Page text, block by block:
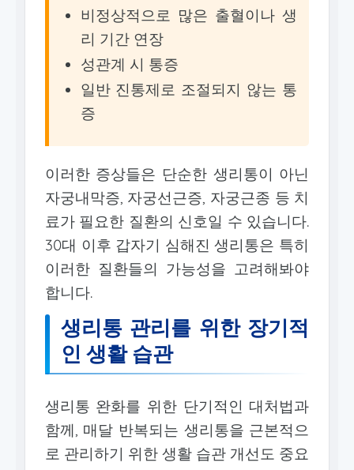
비정상적으로 많은 출혈이나 생
리 기간 연장
성관계 시 통증
일반 진통제로 조절되지 않는 통
증
이러한 증상들은 단순한 생리통이 아닌
자궁내막증, 자궁선근증, 자궁근종 등 치
료가 필요한 질환의 신호일 수 있습니다.
30대 이후 갑자기 심해진 생리통은 특히
이러한 질환들의 가능성을 고려해봐야
합니다.
생리통 관리를 위한 장기적
인 생활 습관
생리통 완화를 위한 단기적인 대처법과
함께, 매달 반복되는 생리통을 근본적으
로 관리하기 위한 생활 습관 개선도 중요